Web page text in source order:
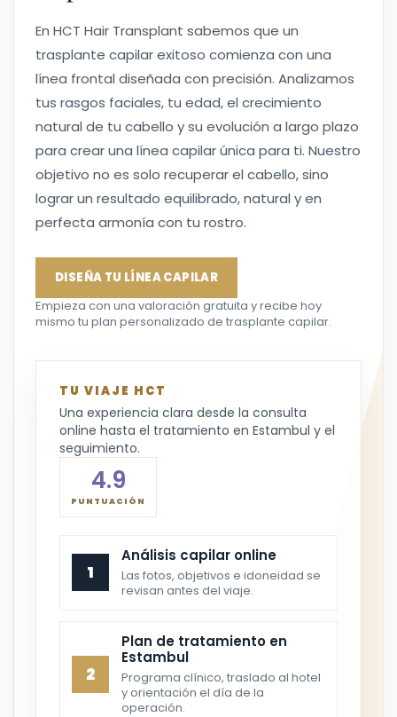
En HCT Hair Transplant sabemos que un
trasplante capilar exitoso comienza con una
línea frontal diseñada con precisión. Analizamos
tus rasgos faciales, tu edad, el crecimiento
natural de tu cabello y su evolución a largo plazo
para crear una línea capilar única para ti. Nuestro
objetivo no es solo recuperar el cabello, sino
lograr un resultado equilibrado, natural y en
perfecta armonía con tu rostro.
DISEÑA TU LÍNEA CAPILAR
Empieza con una valoración gratuita y recibe hoy
mismo tu plan personalizado de trasplante capilar.
TU VIAJE HCT
Una experiencia clara desde la consulta
online hasta el tratamiento en Estambul y el
seguimiento.
4.9
PUNTUACIÓN
1
Análisis capilar online
Las fotos, objetivos e idoneidad se
revisan antes del viaje.
2
Plan de tratamiento en
Estambul
Programa clínico, traslado al hotel
y orientación el día de la
operación.